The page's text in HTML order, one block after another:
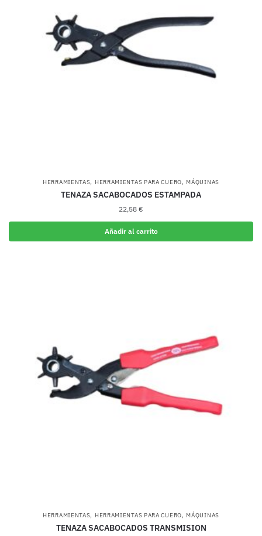
HERRAMIENTAS, HERRAMIENTAS PARA CUERO, MÁQUINAS
TENAZA SACABOCADOS ESTAMPADA
22,58 €
Añadir al carrito
HERRAMIENTAS, HERRAMIENTAS PARA CUERO, MÁQUINAS
TENAZA SACABOCADOS TRANSMISION